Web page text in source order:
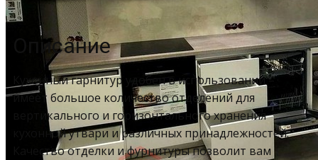
Описание
Кухонный гарнитур удобен в использовании –
имеет большое количество отделений для
вертикального и горизонтального хранения
кухонной утвари и различных принадлежностей.
Качество отделки и фурнитуры позволит вам